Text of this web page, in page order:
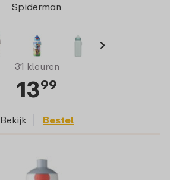
Spiderman
31 kleuren
1399
Bekijk Bestel